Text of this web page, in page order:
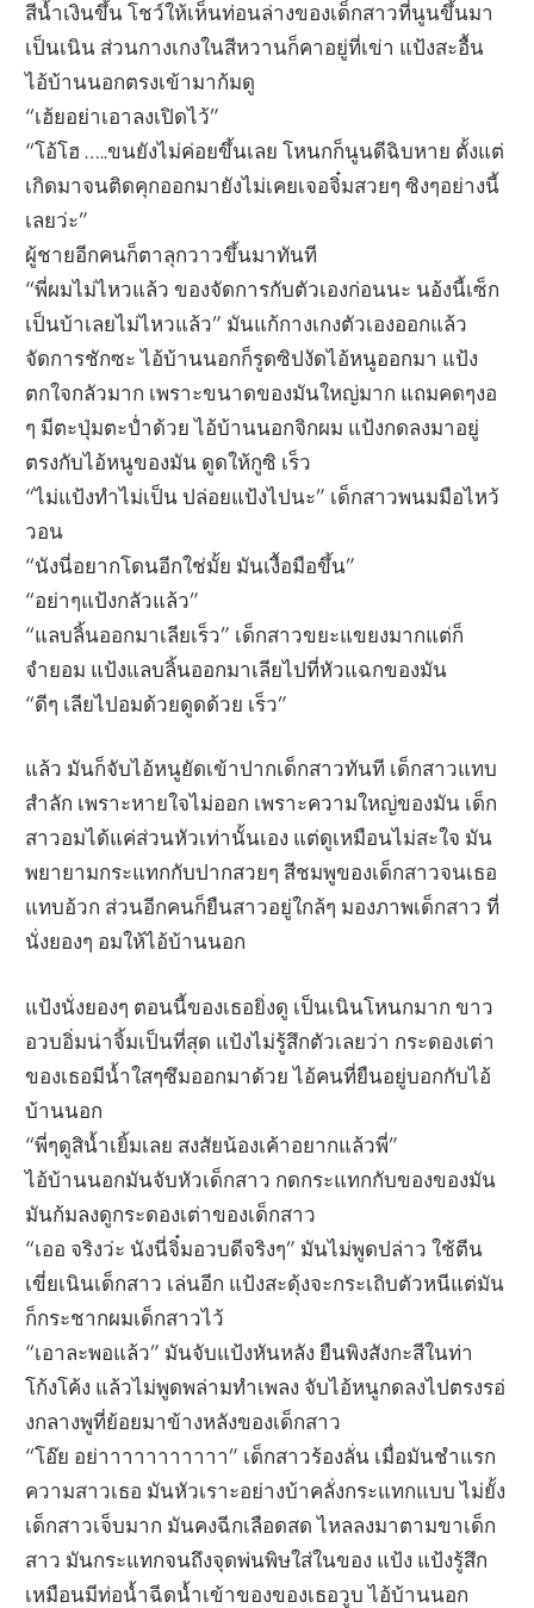
สีน้ำเงินขึ้น โชว์ให้เห็นท่อนล่างของเด็กสาวที่นูนขึ้นมา
เป็นเนิน ส่วนกางเกงในสีหวานก็คาอยู่ที่เข่า แป้งสะอื้น
ไอ้บ้านนอกตรงเข้ามาก้มดู
“เฮ้ยอย่าเอาลงเปิดไว้”
“โอ้โฮ …..ขนยังไม่ค่อยขึ้นเลย โหนกก็นูนดีฉิบหาย ตั้งแต่
เกิดมาจนติดคุกออกมายังไม่เคยเจอจิ๋มสวยๆ ซิงๆอย่างนี้
เลยว่ะ”
ผู้ชายอีกคนก็ตาลุกวาวขึ้นมาทันที
“พี่ผมไม่ไหวแล้ว ของจัดการกับตัวเองก่อนนะ นอ้งนี้เซ็ก
เป็นบ้าเลยไม่ไหวแล้ว” มันแก้กางเกงตัวเองออกแล้ว
จัดการชักซะ ไอ้บ้านนอกก็รูดซิปงัดไอ้หนูออกมา แป้ง
ตกใจกลัวมาก เพราะขนาดของมันใหญ่มาก แถมคดๆงอ
ๆ มีตะปุ่มตะป่ำด้วย ไอ้บ้านนอกจิกผม แป้งกดลงมาอยู่
ตรงกับไอ้หนูของมัน ดูดให้กูซิ เร็ว
“ไม่แป้งทำไม่เป็น ปล่อยแป้งไปนะ” เด็กสาวพนมมือไหว้
วอน
“นังนี่อยากโดนอีกใช่มั้ย มันเงื้อมือขึ้น”
“อย่าๆแป้งกลัวแล้ว”
“แลบลิ้นออกมาเลียเร็ว” เด็กสาวขยะแขยงมากแต่ก็
จำยอม แป้งแลบลิ้นออกมาเลียไปที่หัวแฉกของมัน
“ดีๆ เลียไปอมด้วยดูดด้วย เร็ว”
แล้ว มันก็จับไอ้หนูยัดเข้าปากเด็กสาวทันที เด็กสาวแทบ
สำลัก เพราะหายใจไม่ออก เพราะความใหญ่ของมัน เด็ก
สาวอมได้แค่ส่วนหัวเท่านั้นเอง แต่ดูเหมือนไม่สะใจ มัน
พยายามกระแทกกับปากสวยๆ สีชมพูของเด็กสาวจนเธอ
แทบอ้วก ส่วนอีกคนก็ยืนสาวอยู่ใกล้ๆ มองภาพเด็กสาว ที่
นั่งยองๆ อมให้ไอ้บ้านนอก
แป้งนั่งยองๆ ตอนนี้ของเธอยิ่งดู เป็นเนินโหนกมาก ขาว
อวบอิ่มน่าจิ้มเป็นที่สุด แป้งไม่รู้สึกตัวเลยว่า กระดองเต่า
ของเธอมีน้ำใสๆซึมออกมาด้วย ไอ้คนที่ยืนอยู่บอกกับไอ้
บ้านนอก
“พี่ๆดูสิน้ำเยิ้มเลย สงสัยน้องเค้าอยากแล้วพี่”
ไอ้บ้านนอกมันจับหัวเด็กสาว กดกระแทกกับของของมัน
มันก้มลงดูกระดองเต่าของเด็กสาว
“เออ จริงว่ะ นังนี่จิ๋มอวบดีจริงๆ” มันไม่พูดปล่าว ใช้ตีน
เขี่ยเนินเด็กสาว เล่นอีก แป้งสะดุ้งจะกระเถิบตัวหนีแต่มัน
ก็กระชากผมเด็กสาวไว้
“เอาละพอแล้ว” มันจับแป้งหันหลัง ยืนพิงสังกะสีในท่า
โก้งโค้ง แล้วไม่พูดพล่ามทำเพลง จับไอ้หนูกดลงไปตรงรอ่
งกลางพูที่ย้อยมาข้างหลังของเด็กสาว
“โอ๊ย อย่าาาาาาาาาาา” เด็กสาวร้องลั่น เมื่อมันชำแรก
ความสาวเธอ มันหัวเราะอย่างบ้าคลั่งกระแทกแบบ ไม่ยั้ง
เด็กสาวเจ็บมาก มันคงฉีกเลือดสด ไหลลงมาตามขาเด็ก
สาว มันกระแทกจนถึงจุดพ่นพิษใส่ในของ แป้ง แป้งรู้สึก
เหมือนมีท่อน้ำฉีดน้ำเข้าของของเธอวูบ ไอ้บ้านนอก